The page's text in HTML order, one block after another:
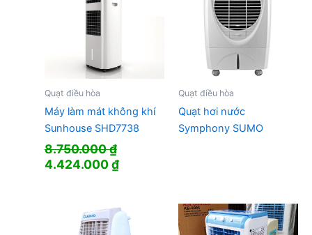
Quạt điều hòa
Máy làm mát không khí
Sunhouse SHD7738
8.750.000₫
Giá
8.750.000 ₫.
4.424.000₫Giá
là:
4.424.000 ₫.
Quạt điều hòa
Quạt hơi nước
Symphony SUMO